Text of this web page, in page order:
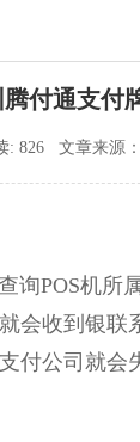
付通支付
: 826 文章来源
询POS机所
会收到银
付公司就会